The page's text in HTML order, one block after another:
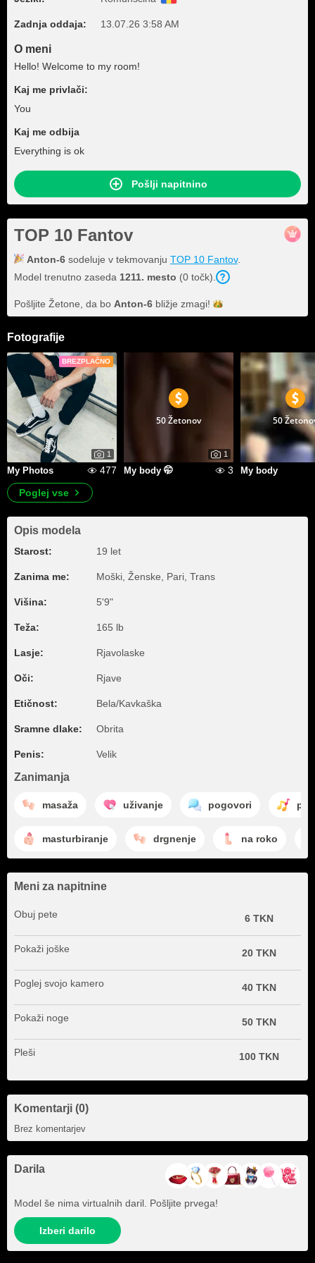
Zadnja oddaja: 13.07.26 3:58 AM
O meni
Hello! Welcome to my room!
Kaj me privlači:
You
Kaj me odbija
Everything is ok
Pošlji napitnino
TOP 10 Fantov
Anton-6 sodeluje v tekmovanju TOP 10 Fantov.
Model trenutno zaseda 1211. mesto (0 točk).
Pošljite Žetone, da bo Anton-6 bližje zmagi!
Fotografije
BREZPLAČNO
1
My Photos 477
50 Žetonov
1
My body 🤭 3
50
My body
Poglej vse
Opis modela
Starost: 19 let
Zanima me: Moški, Ženske, Pari, Trans
Višina: 5'9"
Teža: 165 lb
Lasje: Rjavolaske
Oči: Rjave
Etičnost: Bela/Kavkaška
Sramne dlake: Obrita
Penis: Velik
Zanimanja
masaža uživanje pogovori
masturbiranje drgnenje na roko
Meni za napitnine
Obuj pete 6 TKN
Pokaži joške 20 TKN
Poglej svojo kamero 40 TKN
Pokaži noge 50 TKN
Pleši 100 TKN
Komentarji (0)
Brez komentarjev
Darila
Model še nima virtualnih daril. Pošljite prvega!
Izberi darilo